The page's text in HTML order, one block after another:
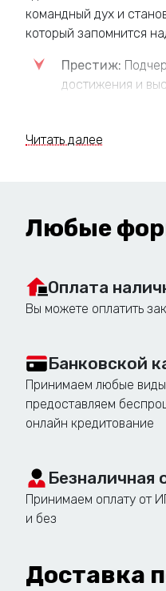
командный дух и
который запомнится
Престиж:
достижения и
победам и новым
в истории.
повышая
Какие
Спортивные
Читать далее
Любые
Оплата
Вы можете оплатить
Банковской
Принимаем любые
предоставляем
онлайн кредитование
Безналичная
Принимаем оплату от
и без
Доставка